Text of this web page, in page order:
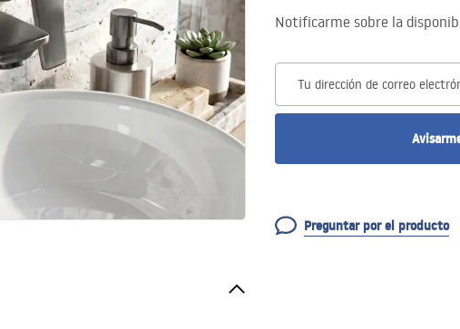
Notificarme sobre la
Tu dirección de correo
Preguntar por el producto